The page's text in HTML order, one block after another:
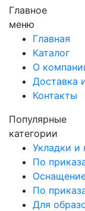
Главное
меню
Главная
Каталог
О
Доставка
Контакты
Популярные
категории
Укладки и
По
По
Для